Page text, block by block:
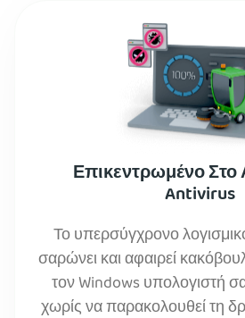
Επικεντρωμένο
Antivirus
Το υπερσύγχρονο
σαρώνει και αφαιρεί
τον Windows υπολογιστή
χωρίς να παρακολουθεί τη